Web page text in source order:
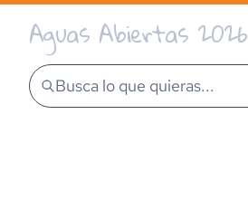
Aguas Abiertas 2026
Busca lo que quieras...